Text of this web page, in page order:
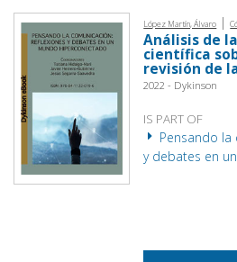
López Martín, Álvaro |
Análisis de
científica
revisión de
2022 - Dykinson
IS PART OF
Pensando la
y debates en